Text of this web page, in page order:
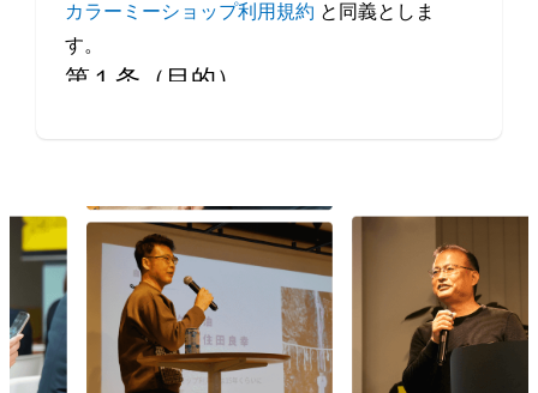
カラーミーショップ利用規約 と同義としま
す。
第１条（目的）
Eコマースにかかわるすべての方の交流・情報
第２条（本イベントの開催日程）
本イベントの開催場所（オンラインによる開催
を含みます。）、開催日時等は、本サービスの
ウェブサイト上で定めます。
第３条（規約の履行）
参加者は、カラーミーショップ利用規約、